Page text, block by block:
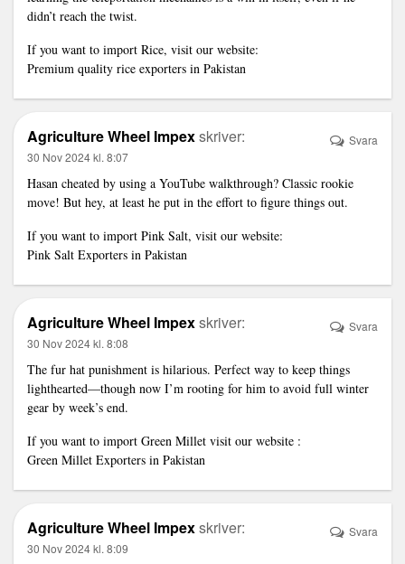
didn’t reach the twist.
If you want to import Rice, visit our website:
Premium quality rice exporters in Pakistan
Agriculture Wheel Impexskriver:
30 Nov 2024 kl. 8:07
Hasan cheated by using a YouTube walkthrough? Classic rookie
move! But hey, at least he put in the effort to figure things out.
If you want to import Pink Salt, visit our website:
Pink Salt Exporters in Pakistan
Svara
Agriculture Wheel Impexskriver:
30 Nov 2024 kl. 8:08
The fur hat punishment is hilarious. Perfect way to keep things
lighthearted—though now I’m rooting for him to avoid full winter
gear by week’s end.
If you want to import Green Millet visit our website :
Green Millet Exporters in Pakistan
Svara
Agriculture Wheel Impexskriver:
30 Nov 2024 kl. 8:09
Svara